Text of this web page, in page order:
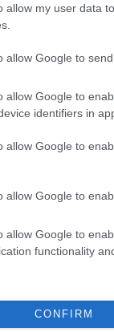
allow my user data
allow Google to
allow Google to
identifiers in
allow Google to
allow Google to
allow Google to
functionality
CONFIRM
στελεχών από
καλύτερο